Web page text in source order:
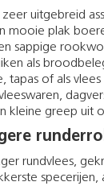
uitgebreid
mooie plak
sappige
als
tapas of als
kleine greep uit
rundvlees,
specerijen,